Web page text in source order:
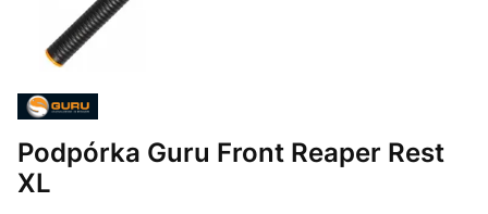
Podpórka Guru Front Reaper Rest
XL